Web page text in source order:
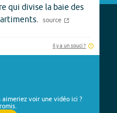
qui divise la baie des
source
Il y a un souci ?
aimeriez voir une vidéo ici ?